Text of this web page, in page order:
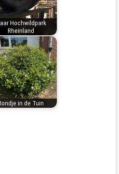
Hochwildpark
Rheinland
in de Tuin